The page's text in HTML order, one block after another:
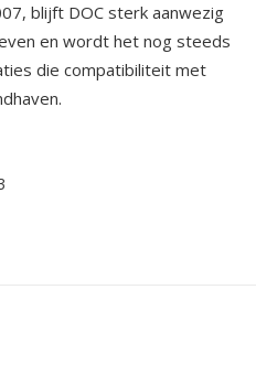
blijft DOC sterk aanwezig
en wordt het nog steeds
die compatibiliteit met